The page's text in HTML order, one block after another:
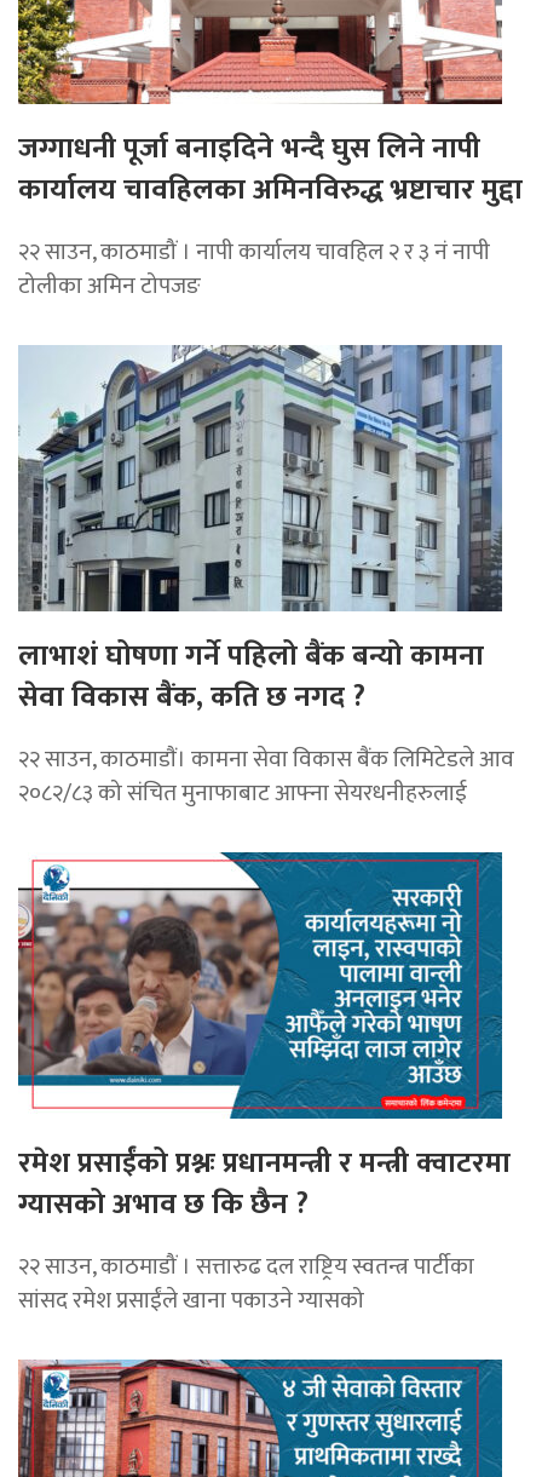
जग्गाधनी पूर्जा बनाइदिने भन्दै घुस लिने नापी
कार्यालय चावहिलका अमिनविरुद्ध भ्रष्टाचार मुद्दा
२२ साउन, काठमाडौं । नापी कार्यालय चावहिल २ र ३ नं नापी
टोलीका अमिन टोपजङ
लाभाशं घोषणा गर्ने पहिलो बैंक बन्यो कामना
सेवा विकास बैंक, कति छ नगद ?
२२ साउन, काठमाडाैं। कामना सेवा विकास बैंक लिमिटेडले आव
२०८२/८३ को संचित मुनाफाबाट आफ्ना सेयरधनीहरुलाई
रमेश प्रसाईंको प्रश्नः प्रधानमन्त्री र मन्त्री क्वाटरमा
ग्यासको अभाव छ कि छैन ?
२२ साउन, काठमाडौं । सत्तारुढ दल राष्ट्रिय स्वतन्त्र पार्टीका
सांसद रमेश प्रसाईंले खाना पकाउने ग्यासको